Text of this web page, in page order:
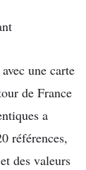
une carte
de France
a
références,
des valeurs